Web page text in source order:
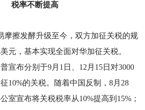
税率不断提高
摩擦发酵升级至今，双方加征关税的规
元，基本实现全面对华加征关税。
宣布分别于9月1日、12月15日对3000
10%的关税。随着中国反制，8月28
室宣布将关税税率从10%提高到15%；